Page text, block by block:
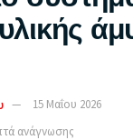
15 Μαΐου 2026
ανάγνωσης